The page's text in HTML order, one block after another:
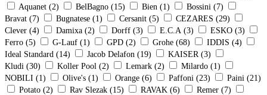
Aquanet (2) BelBagno (15) Bien (1) Bossini (7)
Bravat (7) Bugnatese (1) Cersanit (5) CEZARES (29)
Clever (4) Damixa (2) Dorff (3) E.C.A (3) ESKO (3)
Ferro (5) G-Lauf (1) GPD (2) Grohe (68) IDDIS (4)
Ideal Standard (14) Jacob Delafon (19) KAISER (3)
Kludi (30) Koller Pool (2) Lemark (2) Milardo (1)
NOBILI (1) Olive's (1) Orange (6) Paffoni (23) Paini (21)
Potato (2) Rav Slezak (15) RAVAK (6) Remer (7)